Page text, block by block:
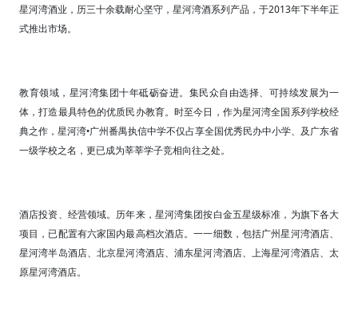
星河湾酒业，历三十余载耐心坚守，星河湾酒系列产品，于2013年下半年正
式推出市场。
教育领域，星河湾集团十年砥砺奋进。集民众自由选择、可持续发展为一
体，打造最具特色的优质民办教育。时至今日，作为星河湾全国系列学校经
典之作，星河湾•广州番禺执信中学不仅占享全国优秀民办中小学、及广东省
一级学校之名，更已成为莘莘学子竞相向往之处。
酒店投资、经营领域。历年来，星河湾集团按白金五星级标准，为旗下各大
项目，已配置有六家国内最高档次酒店。一一细数，包括广州星河湾酒店、
星河湾半岛酒店、北京星河湾酒店、浦东星河湾酒店、上海星河湾酒店、太
原星河湾酒店。